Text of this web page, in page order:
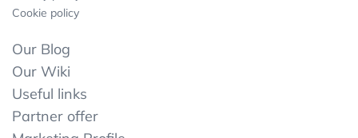
Cookie policy
Our Blog
Our Wiki
Useful links
Partner offer